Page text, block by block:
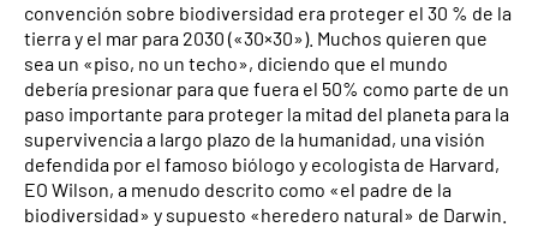
convención sobre biodiversidad era proteger el 30 % de la
tierra y el mar para 2030 («30×30»). Muchos quieren que
sea un «piso, no un techo», diciendo que el mundo
debería presionar para que fuera el 50% como parte de un
paso importante para proteger la mitad del planeta para la
supervivencia a largo plazo de la humanidad, una visión
defendida por el famoso biólogo y ecologista de Harvard,
EO Wilson, a menudo descrito como «el padre de la
biodiversidad» y supuesto «heredero natural» de Darwin.